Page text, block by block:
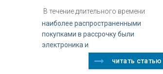
В течение длительного времени
наиболее распространенными
покупками в рассрочку были
электроника и
читать статью